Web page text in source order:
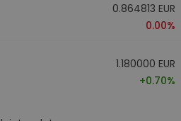
0.864813 EUR
0.00%
1.180000 EUR
+0.70%